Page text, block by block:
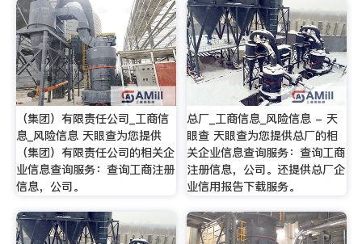
（集团）有限责任公司_工商信
息_风险信息 天眼查为您提供
（集团）有限责任公司的相关企
业信息查询服务：查询工商注册
信息，公司。
总厂_工商信息_风险信息 - 天
眼查 天眼查为您提供总厂的相
关企业信息查询服务：查询工商
注册信息，公司。还提供总厂企
业信用报告下载服务。